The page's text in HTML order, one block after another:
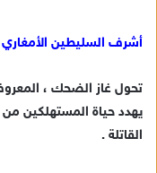
ي
أشرف السليطين الأمغاري
تحول غاز الضحك ،
يهدد حياة المستهلكين
القاتلة .